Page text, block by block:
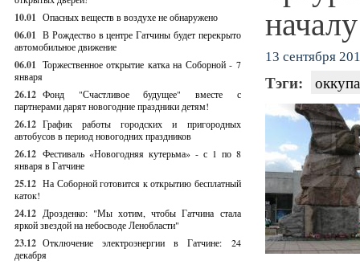
10.01 Опасных веществ в воздухе не обнаружено
06.01 В Рождество в центре Гатчины будет перекрыто
автомобильное движение
06.01 Торжественное открытие катка на Соборной - 7
января
26.12 Фонд "Счастливое будущее" вместе с
партнерами дарят новогодние праздники детям!
26.12 График работы городских и пригородных
автобусов в период новогодних праздников
26.12 Фестиваль «Новогодняя кутерьма» - с 1 по 8
января в Гатчине
25.12 На Соборной готовится к открытию бесплатный
каток!
24.12 Дрозденко: "Мы хотим, чтобы Гатчина стала
яркой звездой на небосводе Ленобласти"
23.12 Отключение электроэнергии в Гатчине: 24
декабря
13 сентября
Тэги: